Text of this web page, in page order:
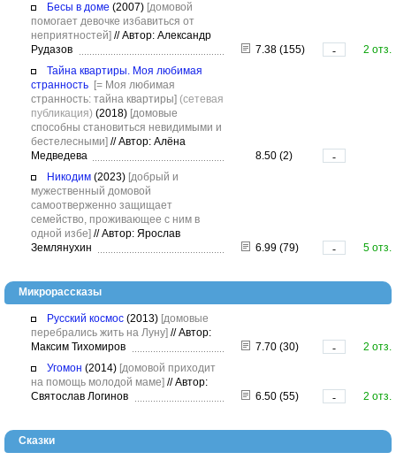
Бесы в доме (2007) [домовой
помогает девочке избавиться от
неприятностей] //Автор: Александр
Рудазов
7.38 (155) -
2 отз.
Тайна квартиры. Моя любимая
странность [= Моя любимая
странность: тайна квартиры] (сетевая
публикация) (2018) [домовые
способны становиться невидимыми и
бестелесными] //Автор: Алёна
Медведева
8.50 (2)
-
Никодим (2023) [добрый и
мужественный домовой
самоотверженно защищает
семейство, проживающее с ним в
одной избе] //Автор: Ярослав
Землянухин
6.99 (79) - 5 отз.
Микрорассказы
Русский космос (2013) [домовые
перебрались жить на Луну] //Автор:
Максим Тихомиров
7.70 (30) -
2 отз.
Угомон (2014) [домовой приходит
на помощь молодой маме] //Автор:
Святослав Логинов
6.50 (55) - 2 отз.
Сказки